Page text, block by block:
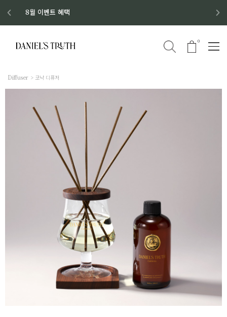
디스커버리 세트 No.1 출시
8월 이벤트 혜택
8월 증정품
신규회원 가입 혜택
0
Diffuser 코냑 디퓨저